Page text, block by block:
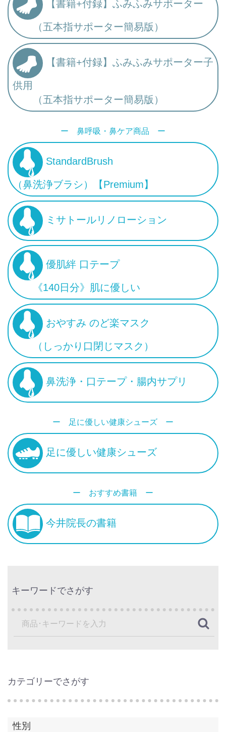
【書籍+付録】ふみふみサポーター
（五本指サポーター簡易版）
【書籍+付録】ふみふみサポーター子
供用
（五本指サポーター簡易版）
ー 鼻呼吸・鼻ケア商品 ー
StandardBrush
（鼻洗浄ブラシ）【Premium】
ミサトールリノローション
優肌絆 口テープ
《140日分》肌に優しい
おやすみ のど楽マスク
（しっかり口閉じマスク）
鼻洗浄・口テープ・腸内サプリ
ー 足に優しい健康シューズ ー
足に優しい健康シューズ
ー おすすめ書籍 ー
今井院長の書籍
キーワードでさがす
カテゴリーでさがす
性別